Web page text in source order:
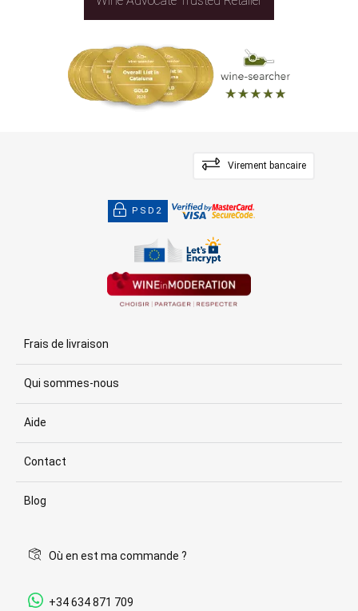
Virement bancaire
PSD2
Frais de livraison
Qui sommes-nous
Aide
Contact
Blog
Où en est ma commande ?
+34 634 871 709